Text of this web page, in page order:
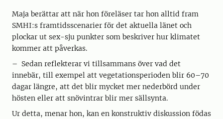
Maja berättar att när hon föreläser tar hon alltid fram
SMHI:s framtidsscenarier för det aktuella länet och
plockar ut sex-sju punkter som beskriver hur klimatet
kommer att påverkas.
– Sedan reflekterar vi tillsammans över vad det
innebär, till exempel att vegetationsperioden blir 60–70
dagar längre, att det blir mycket mer nederbörd under
hösten eller att snövintrar blir mer sällsynta.
Ur detta, menar hon, kan en konstruktiv diskussion födas